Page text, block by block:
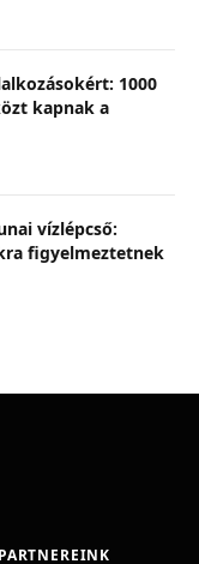
1000
kapnak a
vízlépcső:
figyelmeztetnek
PARTNEREINK